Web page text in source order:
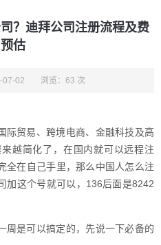
？迪拜公司注册流程及费
估
07-02 浏览：63 次
际贸易、跨境电商、金融科技及高
越简化了，在国内就可以远程注
全在自己手里，那么中国人怎么注
加这个号就可以，136后面是8242
周是可以搞定的，先说一下必备的